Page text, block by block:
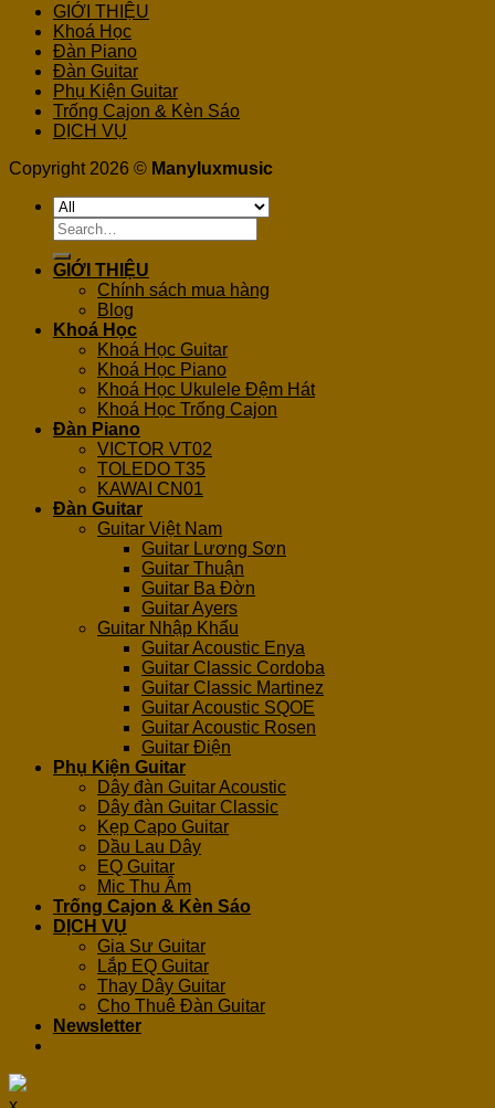
GIỚI THIỆU
Khoá Học
Đàn Piano
Đàn Guitar
Phụ Kiện Guitar
Trống Cajon & Kèn Sáo
DỊCH VỤ
Copyright 2026 © Manyluxmusic
Search
for:
GIỚI THIỆU
Chính sách mua hàng
Blog
Khoá Học
Khoá Học Guitar
Khoá Học Piano
Khoá Học Ukulele Đệm Hát
Khoá Học Trống Cajon
Đàn Piano
VICTOR VT02
TOLEDO T35
KAWAI CN01
Đàn Guitar
Guitar Việt Nam
Guitar Lương Sơn
Guitar Thuận
Guitar Ba Đờn
Guitar Ayers
Guitar Nhập Khẩu
Guitar Acoustic Enya
Guitar Classic Cordoba
Guitar Classic Martinez
Guitar Acoustic SQOE
Guitar Acoustic Rosen
Guitar Điện
Phụ Kiện Guitar
Dây đàn Guitar Acoustic
Dây đàn Guitar Classic
Kẹp Capo Guitar
Dầu Lau Dây
EQ Guitar
Mic Thu Âm
Trống Cajon & Kèn Sáo
DỊCH VỤ
Gia Sư Guitar
Lắp EQ Guitar
Thay Dây Guitar
Cho Thuê Đàn Guitar
Newsletter